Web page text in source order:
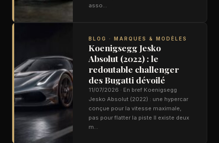
asso…
BLOG · MARQUES & MODÈLES
Koenigsegg Jesko
Absolut (2022) : le
redoutable challenger
des Bugatti dévoilé
11/07/2026 · En bref Koenigsegg
Jesko Absolut (2022) : une hypercar
conçue pour la vitesse maximale,
pas pour flatter la piste Il existe deux
m…